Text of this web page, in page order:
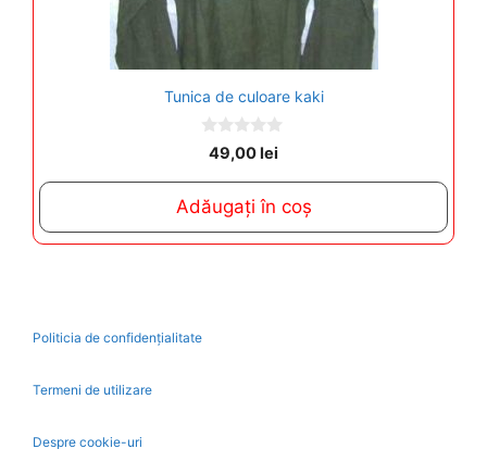
Tunica de culoare kaki
o
o
5
49,00 lei
Adăugați în coș
Politicia de confidențialitate
Termeni de utilizare
Despre cookie-uri